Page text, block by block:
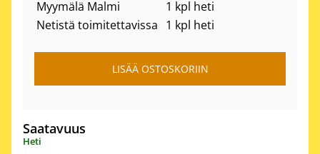
Myymälä Malmi
1 kpl heti
Netistä toimitettavissa 1 kpl heti
Saatavuus
Heti